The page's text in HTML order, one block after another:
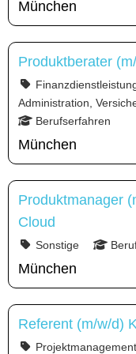
München
Produktberater
Administration,
Berufserfahren
München
Produktmanager
Cloud
Sonstige
München
Referent (m/w/d)